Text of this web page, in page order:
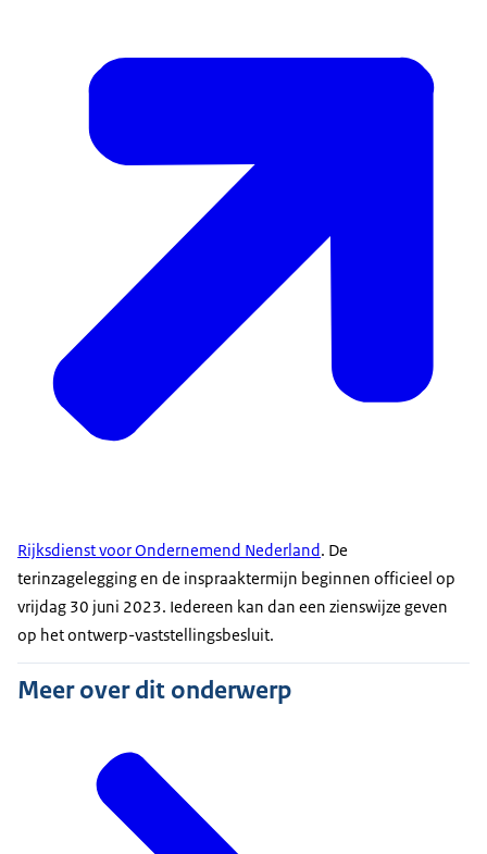
Rijksdienst voor Ondernemend Nederland. De
terinzagelegging en de inspraaktermijn beginnen officieel op
vrijdag 30 juni 2023. Iedereen kan dan een zienswijze geven
op het ontwerp-vaststellingsbesluit.
Meer over dit onderwerp